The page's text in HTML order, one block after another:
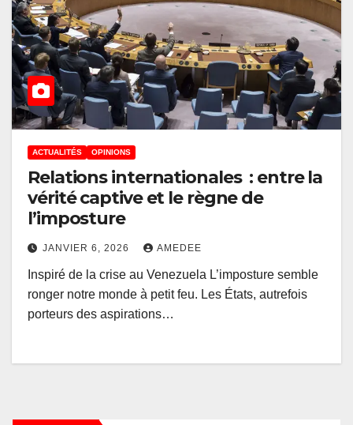
ACTUALITÉS OPINIONS
Relations internationales : entre la
vérité captive et le règne de
l’imposture
JANVIER 6, 2026 AMEDEE
Inspiré de la crise au Venezuela L’imposture semble
ronger notre monde à petit feu. Les États, autrefois
porteurs des aspirations…